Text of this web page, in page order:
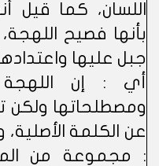
اللسان، كما قيل
بأنها فصيح
جبل عليها
أي : إن
ومصطلحاتها
عن الكلمة الأصلية،
: مجموعة من